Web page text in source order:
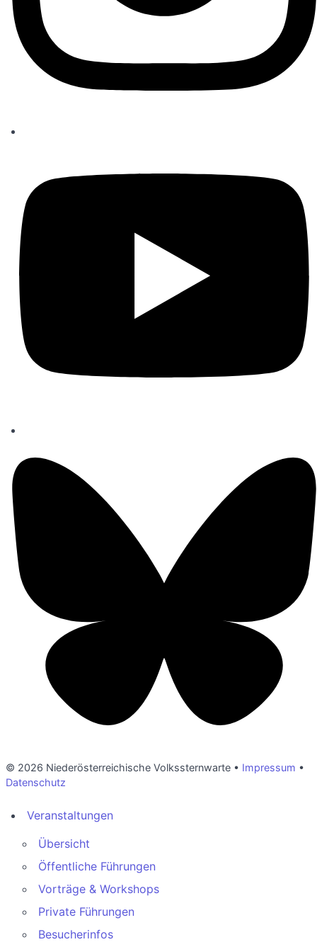
© 2026 Niederösterreichische Volkssternwarte • Impressum •
Datenschutz
Veranstaltungen
Übersicht
Öffentliche Führungen
Vorträge & Workshops
Private Führungen
Besucherinfos